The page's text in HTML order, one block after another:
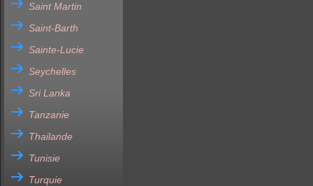
Saint Martin
Saint-Barth
Sainte-Lucie
Seychelles
Sri Lanka
Tanzanie
Thailande
Tunisie
Turquie